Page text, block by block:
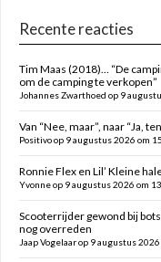
Recente reacties
Tim Maas (2018)… “De
om de camping te verkopen”
Johannes Zwarthoed op 9
Van “Nee, maar”, naar “Ja,
Positivo op 9 augustus 2026 om
Ronnie Flex en Lil’ Kleine
Yvonne op 9 augustus 2026 om
Scooterrijder gewond bij
nog overreden
Jaap Vogelaar op 9 augustus